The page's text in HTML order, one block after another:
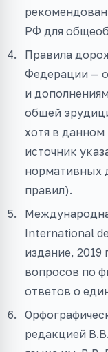
РФ для
Правила
Федерации —
и
общей
хотя в данном
источник
нормативных
правил).
International
издание, 2019
вопросов по
ответов о
редакцией